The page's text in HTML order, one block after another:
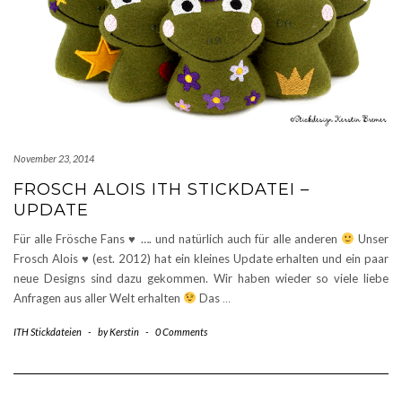
November 23, 2014
FROSCH ALOIS ITH STICKDATEI –
UPDATE
Für alle Frösche Fans♥ …. und natürlich auch für alle anderen
Unser
Frosch Alois ♥ (est. 2012) hat ein kleines Update erhalten und ein paar
neue Designs sind dazu gekommen. Wir haben wieder so viele liebe
Anfragen aus aller Welt erhalten
Das …
ITH Stickdateien - byKerstin - 0 Comments